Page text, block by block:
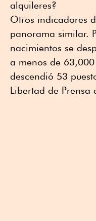
alquileres?
Otros indicadores
panorama similar.
nacimientos se
a menos de
descendió 53
Libertad de Prensa